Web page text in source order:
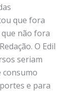
que fora
não fora
O Edil
seriam
consumo
e para